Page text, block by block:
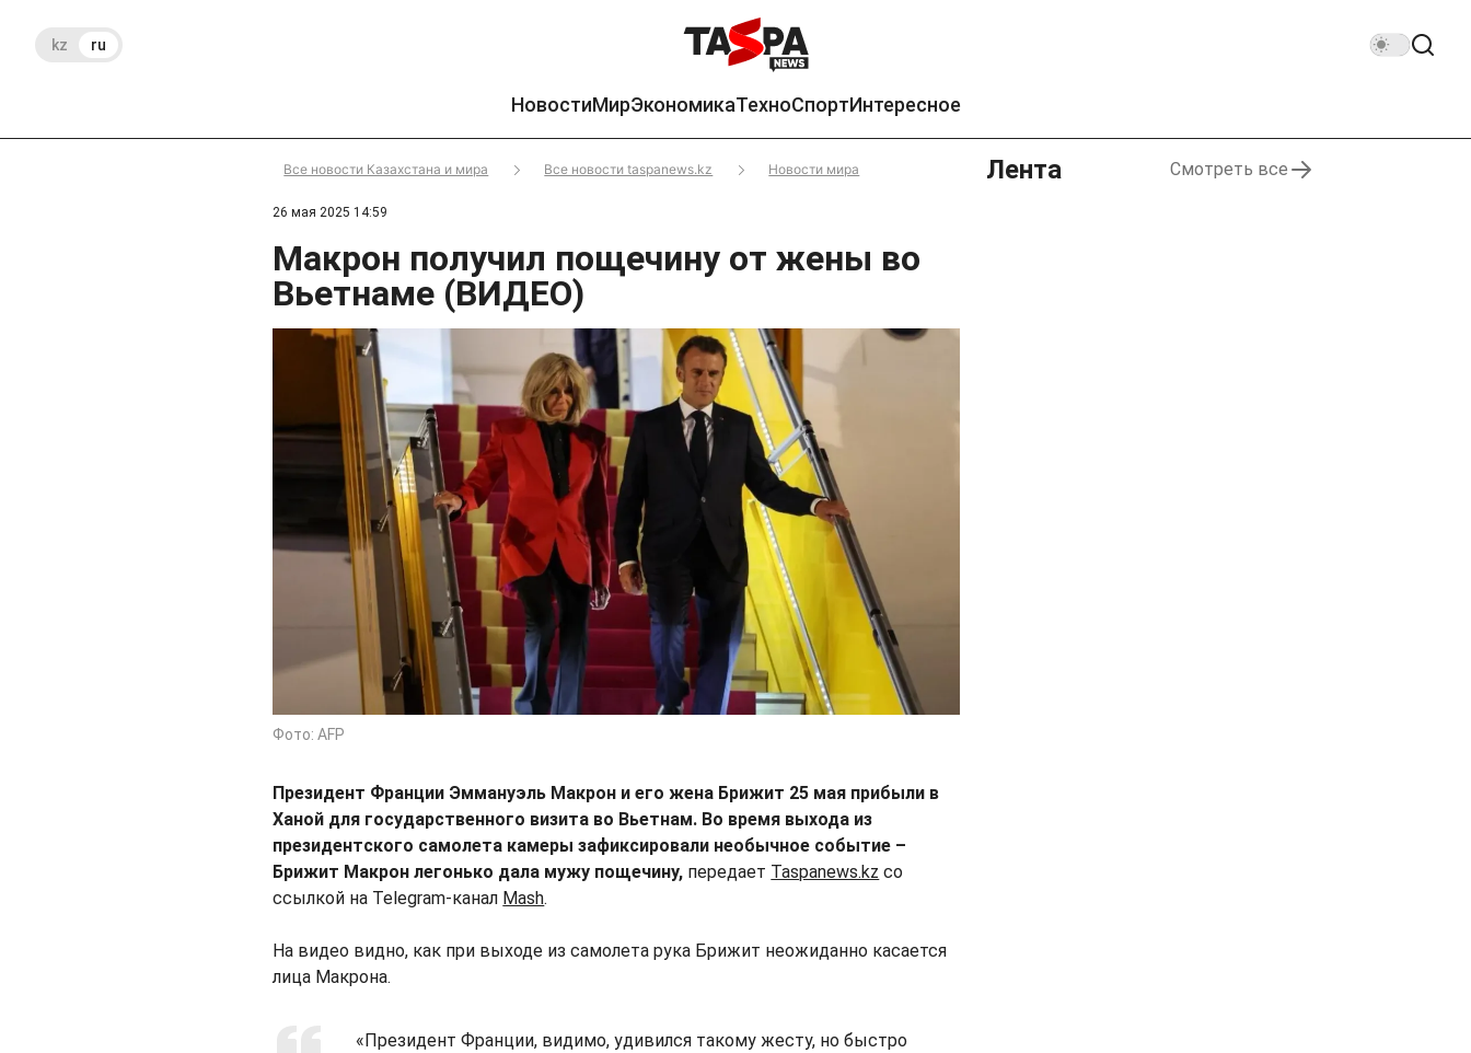
kz ru
НовостиМирЭкономикаТехноСпортИнтересное
Все новости Казахстана и мира Все новости taspanews.kz Новости мира
26 мая 2025 14:59
Макрон получил пощечину от жены во
Вьетнаме (ВИДЕО)
Фото: AFP
Президент Франции Эммануэль Макрон и его жена Брижит 25 мая прибыли в
Ханой для государственного визита во Вьетнам. Во время выхода из
президентского самолета камеры зафиксировали необычное событие –
Брижит Макрон легонько дала мужу пощечину, передает Taspanews.kz со
ссылкой на Telegram-канал Mash.
На видео видно, как при выходе из самолета рука Брижит неожиданно касается
лица Макрона.
«Президент Франции, видимо, удивился такому жесту, но быстро
Лента Смотреть все